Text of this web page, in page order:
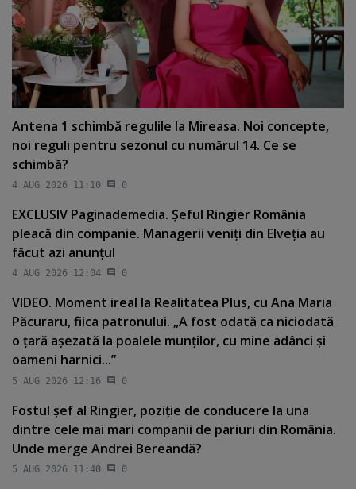
Antena 1 schimbă regulile la Mireasa. Noi concepte,
noi reguli pentru sezonul cu numărul 14. Ce se
schimbă?
4 AUG 2026 11:10 0
EXCLUSIV Paginademedia. Şeful Ringier România
pleacă din companie. Managerii veniţi din Elveţia au
făcut azi anunţul
4 AUG 2026 12:04 0
VIDEO. Moment ireal la Realitatea Plus, cu Ana Maria
Păcuraru, fiica patronului. „A fost odată ca niciodată
o ţară aşezată la poalele munţilor, cu mine adânci şi
oameni harnici...”
5 AUG 2026 12:16 0
Fostul şef al Ringier, poziţie de conducere la una
dintre cele mai mari companii de pariuri din România.
Unde merge Andrei Bereandă?
5 AUG 2026 11:40 0